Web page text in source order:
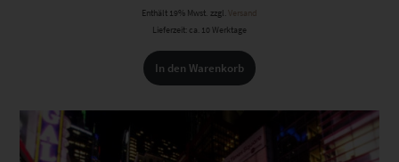
Enthält 19% Mwst. zzgl. Versand
Lieferzeit: ca. 10 Werktage
In den Warenkorb